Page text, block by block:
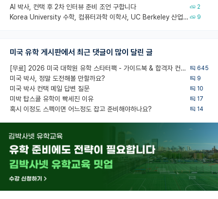
AI 박사, 컨택 후 2차 인터뷰 준비 조언 구합니다
2
Korea University 수학, 컴퓨터과학 이학사, UC Berkeley 산업공학 대학원 공학박사가 되는 것은 쉽지 않겠죠? 9
미국 유학 게시판에서 최근 댓글이 많이 달린 글
[무료] 2026 미국 대학원 유학 스타터팩 - 가이드북 & 합격자 컨택메일 템플릿 645
미국 박사, 정말 도전해볼 만할까요? 9
미국 박사 컨택 메일 답변 질문 10
미박 탑스쿨 유학이 빡세진 이유 17
혹시 이정도 스펙이면 어느정도 잡고 준비해야하나요? 14